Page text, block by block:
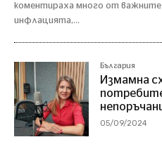
коментираха много от
инфлацията,...
България
Измамна
05/09/2024